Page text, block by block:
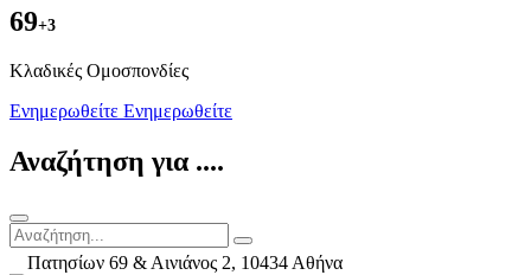
69+3
Kλαδικές Ομοσπονδίες
Ενημερωθείτε Ενημερωθείτε
Αναζήτηση για ....
Πατησίων 69 & Αινιάνος 2, 10434 Αθήνα